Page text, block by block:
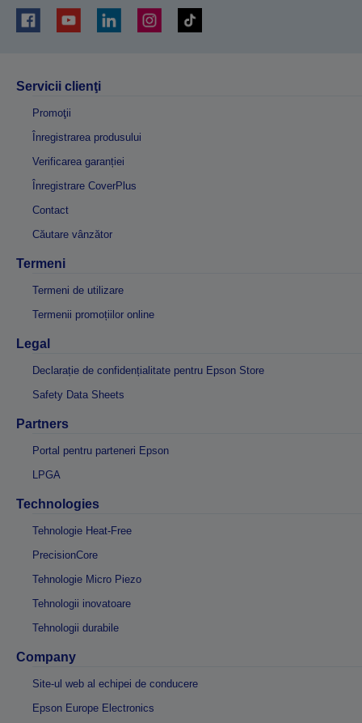
Servicii clienţi
Promoţii
Înregistrarea produsului
Verificarea garanției
Înregistrare CoverPlus
Contact
Căutare vânzător
Termeni
Termeni de utilizare
Termenii promoțiilor online
Legal
Declarație de confidențialitate pentru Epson Store
Safety Data Sheets
Partners
Portal pentru parteneri Epson
LPGA
Technologies
Tehnologie Heat-Free
PrecisionCore
Tehnologie Micro Piezo
Tehnologii inovatoare
Tehnologii durabile
Company
Site-ul web al echipei de conducere
Epson Europe Electronics